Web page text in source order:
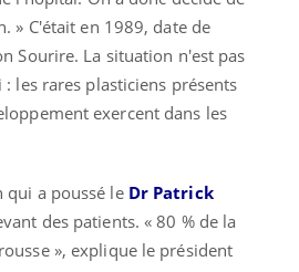
» C'était en 1989, date de
Sourire. La situation n'est pas
les rares plasticiens présents
exercent dans les
qui a poussé le Dr Patrick
des patients. « 80 % de la
», explique le président